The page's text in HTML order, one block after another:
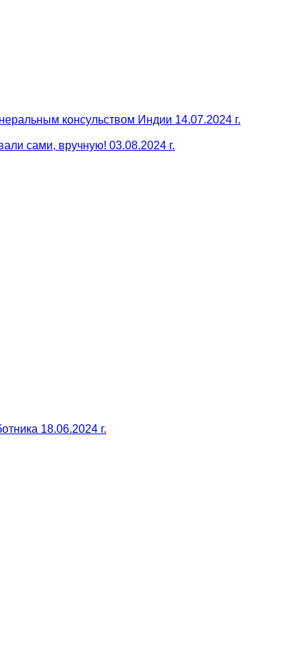
консульством Индии 14.07.2024 г.
сами, вручную! 03.08.2024 г.
18.06.2024 г.